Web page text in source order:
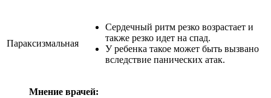
Параксизмальная
Сердечный ритм резко возрастает и
также резко идет на спад.
У ребенка такое может быть вызвано
вследствие панических атак.
Мнение врачей: